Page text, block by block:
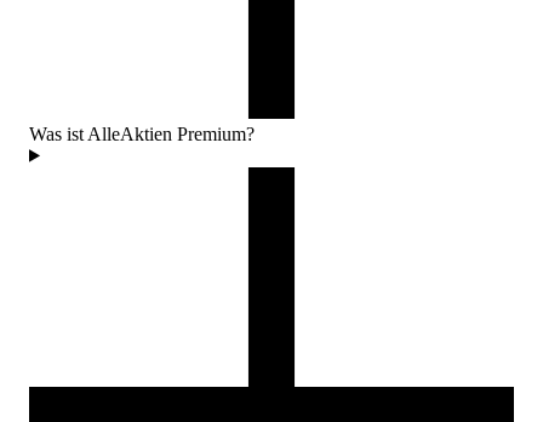
Was ist AlleAktien Premium?